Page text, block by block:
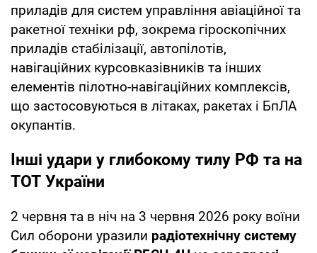
приладів для систем управління авіаційної та
ракетної техніки рф, зокрема гіроскопічних
приладів стабілізації, автопілотів,
навігаційних курсовказівників та інших
елементів пілотно-навігаційних комплексів,
що застосовуються в літаках, ракетах і БпЛА
окупантів.
Інші удари у глибокому тилу РФ та на
ТОТ України
2 червня та в ніч на 3 червня 2026 року воїни
Сил оборони уразили радіотехнічну систему